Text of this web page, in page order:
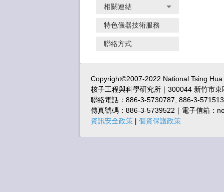
相關連結
特色儀器技術服務
聯絡方式
Copyright©2007-2022 National Tsing
核子工程與科學研究所｜300044 新竹市
聯絡電話：886-3-5730787, 886-3-
傳真號碼：886-3-5739522｜電子信箱：
資訊安全政策 | 個資保護政策